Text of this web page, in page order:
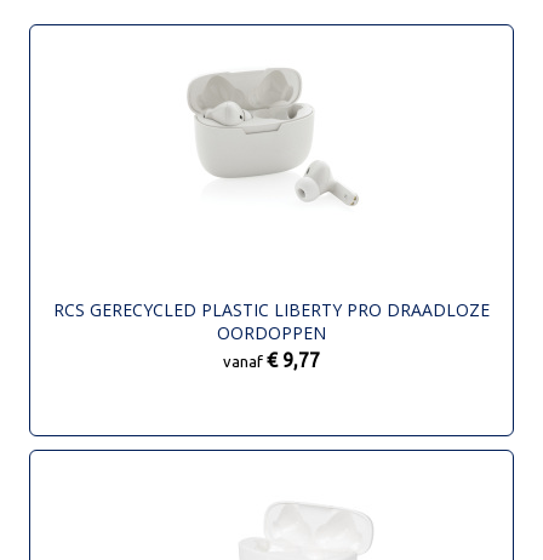
RCS GERECYCLED PLASTIC LIBERTY PRO DRAADLOZE
OORDOPPEN
vanaf € 9,77